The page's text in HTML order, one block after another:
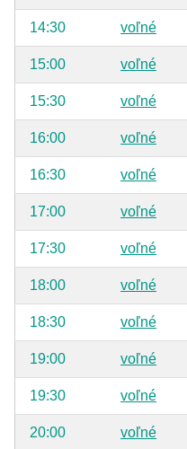
14:30 voľné
15:00 voľné
15:30 voľné
16:00 voľné
16:30 voľné
17:00 voľné
17:30 voľné
18:00 voľné
18:30 voľné
19:00 voľné
19:30 voľné
20:00 voľné